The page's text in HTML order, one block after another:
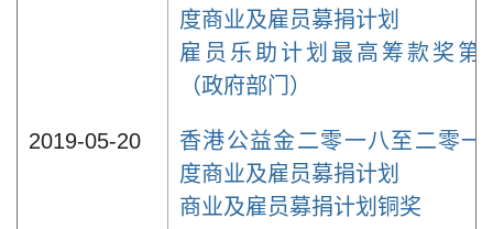
度商业及雇员募捐计划
雇员乐助计划最高筹款奖第
（政府部门）
2019-05-20
香港公益金二零一八至二零一
度商业及雇员募捐计划
商业及雇员募捐计划铜奖